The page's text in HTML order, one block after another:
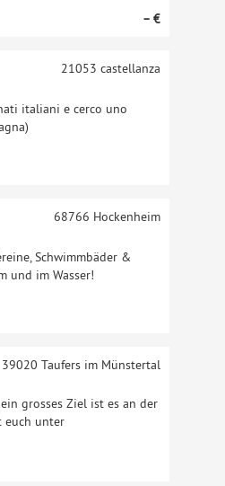
– €
italiani e cerco uno
21053 castellanza
Schwimmbäder &
und im Wasser!
68766 Hockenheim
grosses Ziel ist es an der
euch unter
39020 Taufers im Münstertal